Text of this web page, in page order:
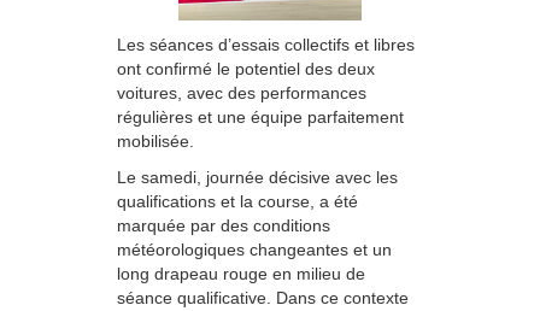
Les séances d’essais collectifs et libres
ont confirmé le potentiel des deux
voitures, avec des performances
régulières et une équipe parfaitement
mobilisée.
Le samedi, journée décisive avec les
qualifications et la course, a été
marquée par des conditions
météorologiques changeantes et un
long drapeau rouge en milieu de
séance qualificative. Dans ce contexte